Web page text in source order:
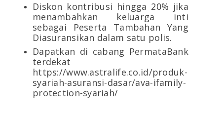
Diskon kontribusi hingga 20% jika
menambahkan keluarga inti
sebagai Peserta Tambahan Yang
Diasuransikan dalam satu polis.
Dapatkan di cabang PermataBank
terdekat
https://www.astralife.co.id/produk-
syariah-asuransi-dasar/ava-ifamily-
protection-syariah/